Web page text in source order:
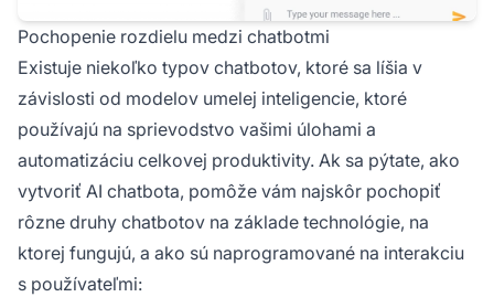
Pochopenie rozdielu medzi chatbotmi
Existuje niekoľko typov chatbotov, ktoré sa líšia v
závislosti od modelov umelej inteligencie, ktoré
používajú na sprievodstvo vašimi úlohami a
automatizáciu celkovej produktivity. Ak sa pýtate, ako
vytvoriť AI chatbota, pomôže vám najskôr pochopiť
rôzne druhy chatbotov na základe technológie, na
ktorej fungujú, a ako sú naprogramované na interakciu
s používateľmi: